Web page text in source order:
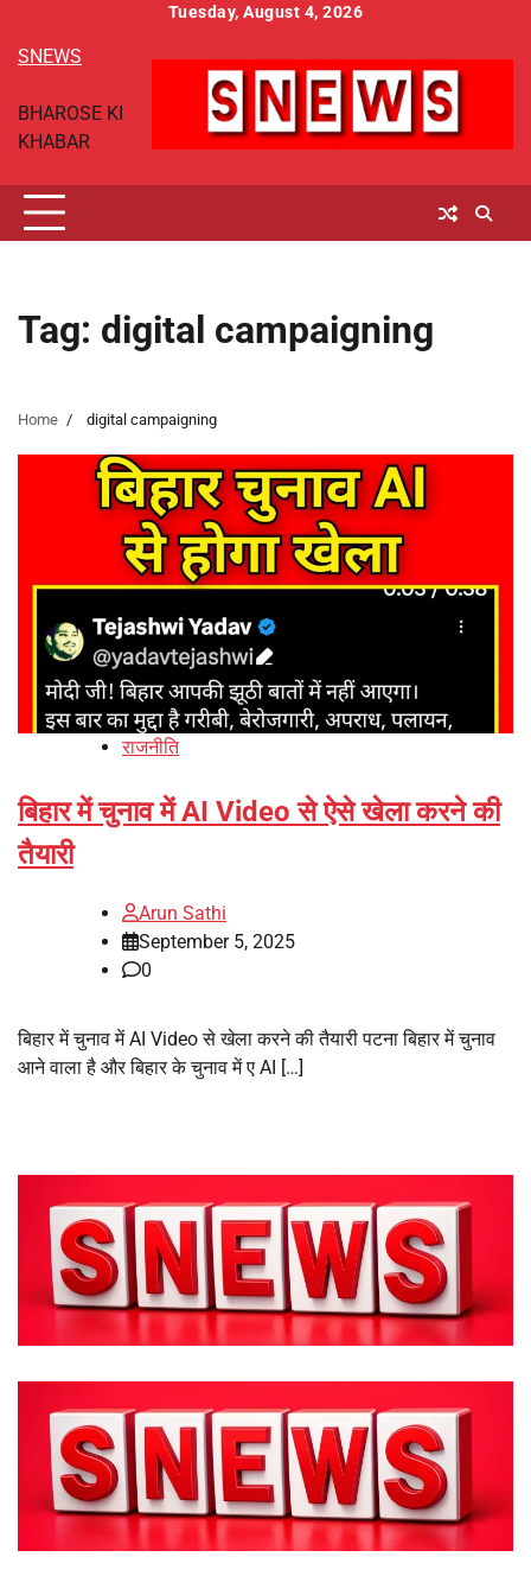
content
Tuesday, August 4, 2026
SNEWS
BHAROSE KI
KHABAR
Tag: digital campaigning
Home digital campaigning
राजनीति
बिहार में चुनाव में AI Video से ऐसे खेला करने की
तैयारी
Arun Sathi
September 5, 2025
0
बिहार में चुनाव में AI Video से खेला करने की तैयारी पटना बिहार में चुनाव
आने वाला है और बिहार के चुनाव में ए AI […]